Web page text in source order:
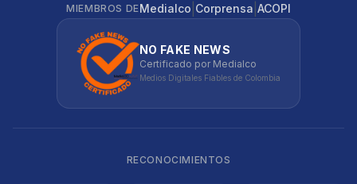
MIEMBROS DEMedialco Corprensa ACOPI
NO FAKE NEWS
Certificado por Medialco
Medios Digitales Fiables de Colombia
RECONOCIMIENTOS